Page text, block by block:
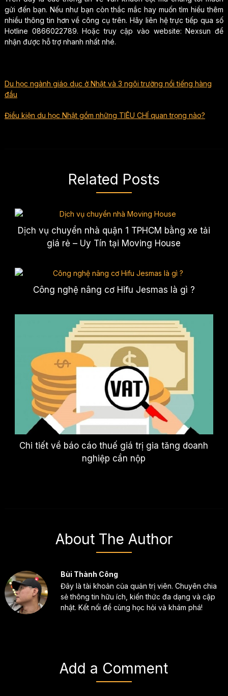
gửi đến bạn. Nếu như bạn còn thắc mắc hay muốn tìm hiểu thêm
nhiều thông tin hơn về công cụ trên. Hãy liên hệ trực tiếp qua số
Hotline 0866022789. Hoặc truy cập vào website: Nexsun để
nhận được hỗ trợ nhanh nhất nhé.
Du học ngành giáo dục ở Nhật và 3 ngôi trường nổi tiếng hàng
đầu
Điều kiện du học Nhật gồm những TIÊU CHÍ quan trọng nào?
Related Posts
Dịch vụ chuyển nhà quận 1 TPHCM bằng xe tải
giá rẻ – Uy Tín tại Moving House
Công nghệ nâng cơ Hifu Jesmas là gì ?
Chi tiết về báo cáo thuế giá trị gia tăng doanh
nghiệp cần nộp
About The Author
Bùi Thành Công
Đây là tài khoản của quản trị viên. Chuyên chia
sẻ thông tin hữu ích, kiến thức đa dạng và cập
nhật. Kết nối để cùng học hỏi và khám phá!
Add a Comment